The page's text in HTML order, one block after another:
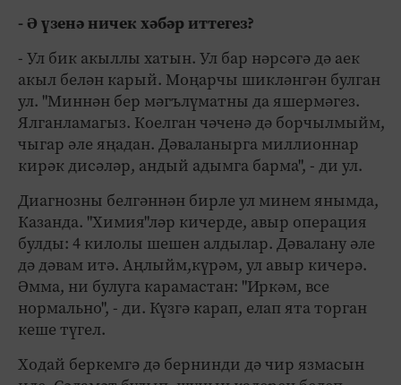
- Ә үзенә ничек хәбәр иттегез?
- Ул бик акыллы хатын. Ул бар нәрсәгә дә аек
акыл белән карый. Моңарчы шикләнгән булган
ул. "Миннән бер мәгълүматны да яшермәгез.
Ялганламагыз. Коелган чәченә дә борчылмыйм,
чыгар әле яңадан. Дәваланырга миллионнар
кирәк дисәләр, андый адымга барма", - ди ул.
Диагнозны белгәннән бирле ул минем янымда,
Казанда. "Химия"ләр кичерде, авыр операция
булды: 4 килолы шешен алдылар. Дәвалану әле
дә дәвам итә. Аңлыйм,күрәм, ул авыр кичерә.
Әмма, ни булуга карамастан: "Иркәм, все
нормально", - ди. Күзгә карап, елап ята торган
кеше түгел.
Ходай беркемгә дә бернинди дә чир язмасын